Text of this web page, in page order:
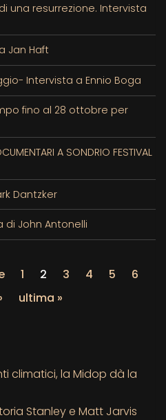
una resurrezione. Intervista
Jan Haft
Intervista a Ennio Boga
fino al 28 ottobre per
A SONDRIO FESTIVAL
Dantzker
di John Antonelli
1 2 3 4 5
6
ultima »
climatici, la Midop dà la
Stanley e Matt Jarvis